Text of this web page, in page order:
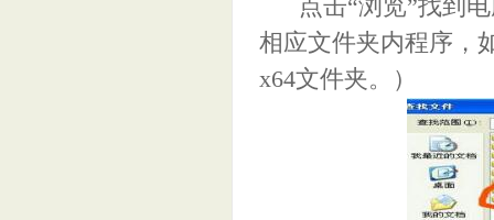
点击“浏览”找到电
相应文件夹内程序，
x64文件夹。）